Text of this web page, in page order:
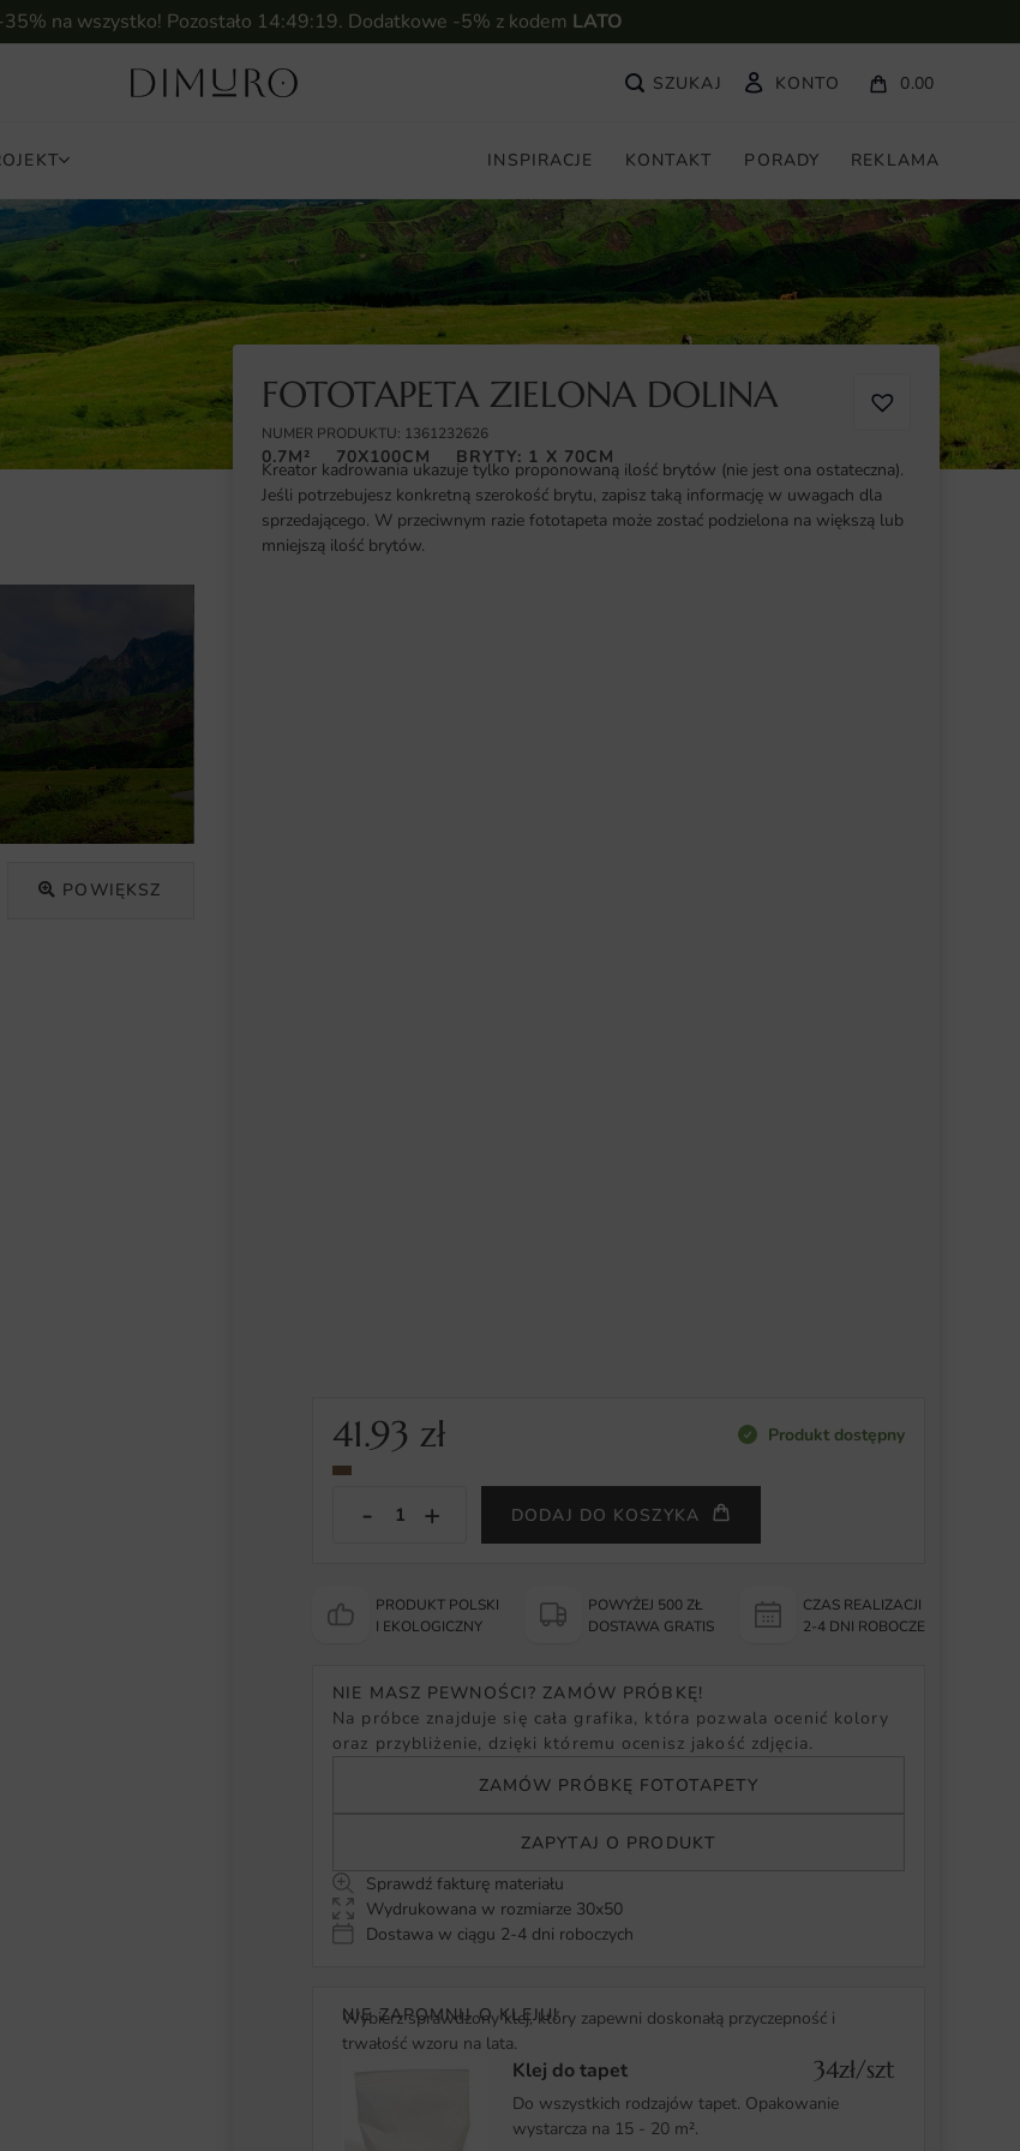
na wszystko! Pozostało 14:49:18. Dodatkowe -5% z kodem LATO
KONTO 0.00
INSPIRACJE KONTAKT PORADY REKLAMA
do salonu Fototapeta Zielona Dolina
POWIĘKSZ
FOTOTAPETA ZIELONA DOLINA
NUMER PRODUKTU: 1361232626
0.7M² 70X100CM BRYTY: 1 X 70CM
Kreator kadrowania ukazuje tylko proponowaną ilość brytów (nie jest ona ostateczna).
Jeśli potrzebujesz konkretną szerokość brytu, zapisz taką informację w uwagach dla
sprzedającego. W przeciwnym razie fototapeta może zostać podzielona na większą lub
mniejszą ilość brytów.
41.93zł Produkt dostępny
DODAJ DO KOSZYKA
PRODUKT POLSKI
I EKOLOGICZNY
POWYŻEJ 500 ZŁ
DOSTAWA GRATIS
CZAS REALIZACJI
2-4 DNI ROBOCZE
NIE MASZ PEWNOŚCI? ZAMÓW PRÓBKĘ!
Na próbce znajduje się cała grafika, która pozwala ocenić kolory
oraz przybliżenie, dzięki któremu ocenisz jakość zdjęcia.
ZAMÓW PRÓBKĘ FOTOTAPETY
ZAPYTAJ O PRODUKT
Sprawdź fakturę materiału
Wydrukowana w rozmiarze 30x50
Dostawa w ciągu 2-4 dni roboczych
NIE ZAPOMNIJ O KLEJU!
Wybierz sprawdzony klej, który zapewni doskonałą przyczepność i
trwałość wzoru na lata.
Klej do tapet 34zł/szt
Do wszystkich rodzajów tapet. Opakowanie
wystarcza na 15 - 20 m².